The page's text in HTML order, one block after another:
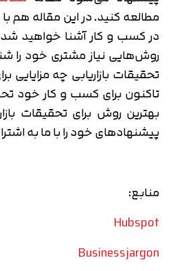
مطالعه کنید. در این مقاله هم
در کسب و کار آشنا خواهید
روش‌هایی نیاز مشتری خود را
تحقیقات بازاریابی چه مزایایی
تاکنون برای کسب و کار خود
بهترین روش برای تحقیقات
پیشنهادهای خود را با ما به
منابع:
Hubspot
Businessjargon